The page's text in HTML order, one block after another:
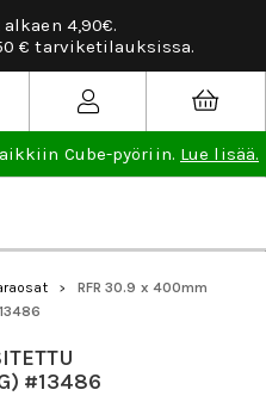
4,90€.
€ tarviketilauksissa.
Cube-pyöriin. Lue lisää.
>
RFR 30.9 x 400mm
#13486